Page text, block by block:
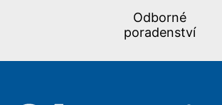
Odborné
poradenství